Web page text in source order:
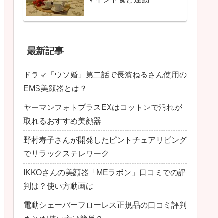
最新記事
ドラマ「ウソ婚」第二話で長濱ねるさん使用の
EMS美顔器とは？
ヤーマンフォトプラスEXはコットンで汚れが
取れるおすすめ美顔器
野村寿子さんが開発したピントチェアリビング
でリラックステレワーク
IKKOさんの美顔器「MEラボン」口コミでの評
判は？使い方動画は
電動シェーバーフローレス正規品の口コミ評判